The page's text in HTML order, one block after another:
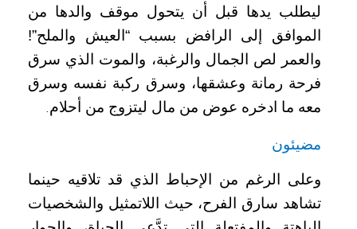
ليطلب يدها قبل أن يتحول موقف والدها من
الموافق إلى الرافض بسبب “العيش والملح”!
والعمر لص الجمال والرغبة، والموت الذي سرق
فرحة رمانة وعشقها، وسرق ركبة نفسه وسرق
معه ما ادخره عوض من مال ليتزوج من أحلام.
مضيئون
وعلى الرغم من الإحباط الذي قد تلاقيه حينما
تشاهد سارق الفرح، حيث اللاتمثيل والشخصيات